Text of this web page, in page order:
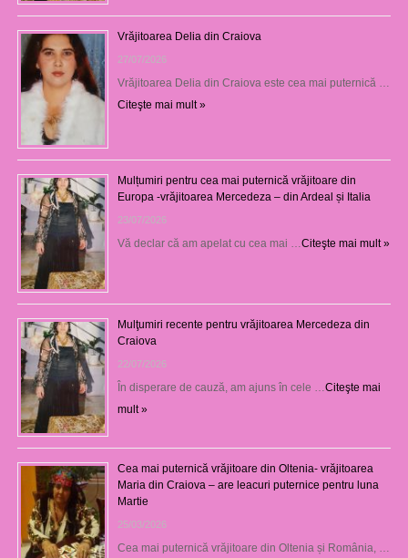
Vrăjitoarea Delia din Craiova
27/07/2026
Vrăjitoarea Delia din Craiova este cea mai puternică …
Citeşte mai mult »
Mulțumiri pentru cea mai puternică vrăjitoare din
Europa -vrăjitoarea Mercedeza – din Ardeal și Italia
23/07/2026
Vă declar că am apelat cu cea mai … Citeşte mai mult »
Mulţumiri recente pentru vrăjitoarea Mercedeza din
Craiova
22/07/2026
În disperare de cauză, am ajuns în cele … Citeşte mai
mult »
Cea mai puternică vrăjitoare din Oltenia- vrăjitoarea
Maria din Craiova – are leacuri puternice pentru luna
Martie
25/03/2026
Cea mai puternică vrăjitoare din Oltenia și România, …